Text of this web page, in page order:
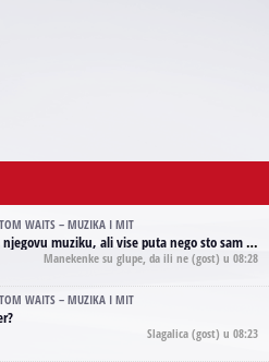
WAITS – MUZIKA I MIT
sam to zazeleo gledao sam njegove umjetnicke slike na raznim stranama interneta. Te stoga zakljucujem da je Tom Waits Lady Gaga muzike namrstenih, ma
Manekenke su glupe, da ili ne (gost) u 08:28
WAITS – MUZIKA I MIT
Slagalica (gost) u 08:23